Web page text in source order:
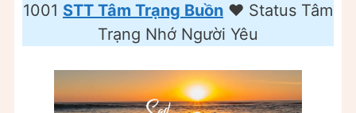
1001 STT Tâm Trạng Buồn ❤️ Status Tâm
Trạng Nhớ Người Yêu